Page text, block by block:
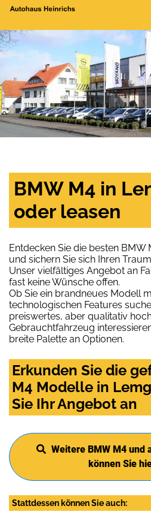
BMW M4 in
oder leasen
Entdecken Sie die besten
und sichern Sie sich Ihren
Unser vielfältiges Angebot an
fast keine Wünsche offen.
Ob Sie ein brandneues Modell
technologischen Features
preiswertes, aber qualitativ
Gebrauchtfahrzeug
breite Palette an Optionen.
Erkunden Sie die
M4 Modelle in
Sie Ihr Angebot an
Weitere BMW M4 und
können Sie
Stattdessen können Sie auch: